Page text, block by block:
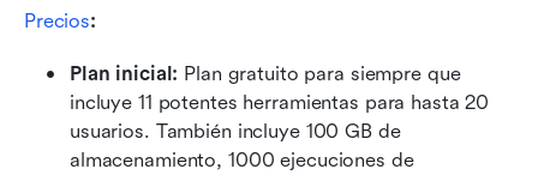
Precios:
Plan inicial: Plan gratuito para siempre que
incluye 11 potentes herramientas para hasta 20
usuarios. También incluye 100 GB de
almacenamiento, 1000 ejecuciones de